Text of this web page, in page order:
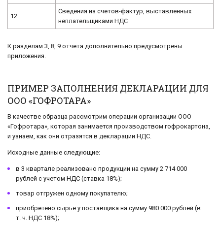
12
Сведения из счетов-фактур, выставленных
неплательщиками НДС
К разделам 3, 8, 9 отчета дополнительно предусмотрены
приложения.
ПРИМЕР ЗАПОЛНЕНИЯ ДЕКЛАРАЦИИ ДЛЯ
ООО «ГОФРОТАРА»
В качестве образца рассмотрим операции организации ООО
«Гофротара», которая занимается производством гофрокартона,
и узнаем, как они отразятся в декларации НДС.
Исходные данные следующие:
в 3 квартале реализовано продукции на сумму 2 714 000
рублей с учетом НДС (ставка 18%);
товар отгружен одному покупателю;
приобретено сырье у поставщика на сумму 980 000 рублей (в
т. ч. НДС 18%);